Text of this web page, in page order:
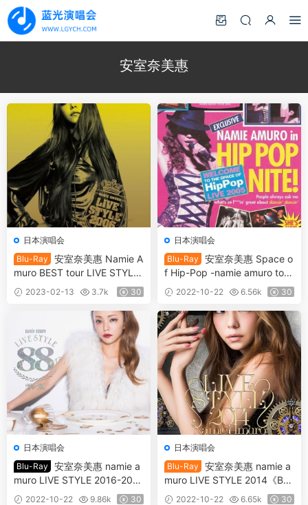
安室奈美惠
日本演唱会
Blu-Ray
安室奈美惠 Namie A
muro BEST tour LIVE STYLE
2006《BDISO 31.87 GB》
2023-02-13 3.7k 30
日本演唱会
Blu-Ray
安室奈美惠 Space o
f Hip-Pop -namie amuro tour
2005《BDISO 28.1GB》
2022-10-22 6.56k 30
日本演唱会
Blu-Ray
安室奈美惠 namie a
muro LIVE STYLE 2016-2017
《BDISO 38.6GB》
2022-10-22 9.86k 30
日本演唱会
Blu-Ray
安室奈美惠 namie a
muro LIVE STYLE 2014《BDI
SO 41.4GB》
2022-10-22 6.65k 30